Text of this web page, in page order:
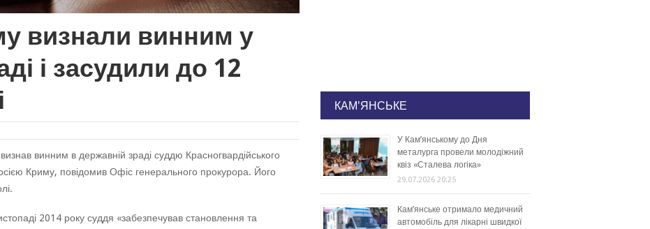
визнали винним у
і засудили до 12
винним в державній зраді суддю Красногвардійського
Криму, повідомив Офіс генерального прокурора. Його
2014 року суддя «забезпечував становлення та
КАМ'ЯНСЬКЕ
У Кам’янському до Дня
металурга провели молодіжний
квіз «Сталева логіка»
29.07.2026 20:25
Кам’янське отримало медичний
автомобіль для лікарні швидкої